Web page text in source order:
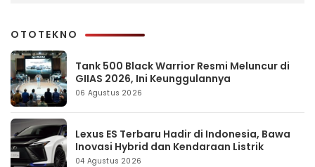
OTOTEKNO
Tank 500 Black Warrior Resmi Meluncur di
GIIAS 2026, Ini Keunggulannya
06 Agustus 2026
Lexus ES Terbaru Hadir di Indonesia, Bawa
Inovasi Hybrid dan Kendaraan Listrik
04 Agustus 2026